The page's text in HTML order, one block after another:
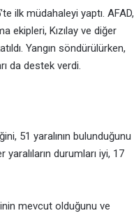
ilk müdahaleyi yaptı. AFAD,
ekipleri, Kızılay ve diğer
Yangın söndürülürken,
da destek verdi.
51 yaralının bulunduğunu
durumları iyi, 17
mevcut olduğunu ve